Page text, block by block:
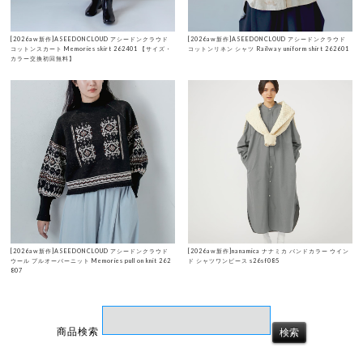
[2026aw新作]ASEEDONCLOUD アシードンクラウド
コットンスカート Memories skirt 262401 【サイズ・
カラー交換初回無料】
[2026aw新作]ASEEDONCLOUD アシードンクラウド
コットンリネン シャツ Railway uniform shirt 262601
[2026aw新作]ASEEDONCLOUD アシードンクラウド
ウール プルオーバーニット Memories pull on knit 262
807
[2026aw新作]nanamica ナナミカ バンドカラー ウイン
ド シャツワンピース s26sf085
商品検索